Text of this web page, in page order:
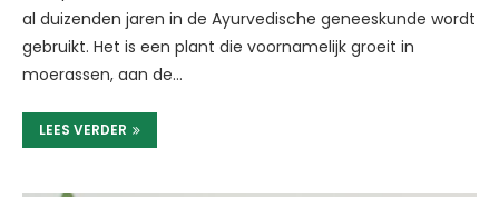
al duizenden jaren in de Ayurvedische geneeskunde wordt
gebruikt. Het is een plant die voornamelijk groeit in
moerassen, aan de…
LEES VERDER